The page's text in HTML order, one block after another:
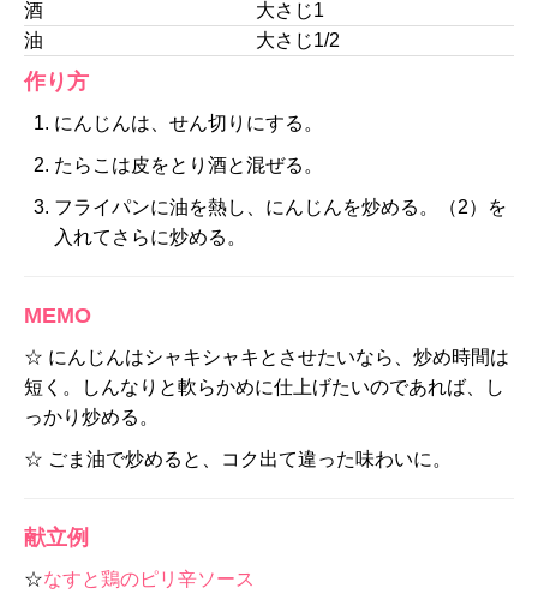
酒
大さじ1
油
大さじ1/2
作り方
にんじんは、せん切りにする。
たらこは皮をとり酒と混ぜる。
フライパンに油を熱し、にんじんを炒める。（2）を
入れてさらに炒める。
MEMO
☆ にんじんはシャキシャキとさせたいなら、炒め時間は
短く。しんなりと軟らかめに仕上げたいのであれば、し
っかり炒める。
☆ ごま油で炒めると、コク出て違った味わいに。
献立例
☆なすと鶏のピリ辛ソース